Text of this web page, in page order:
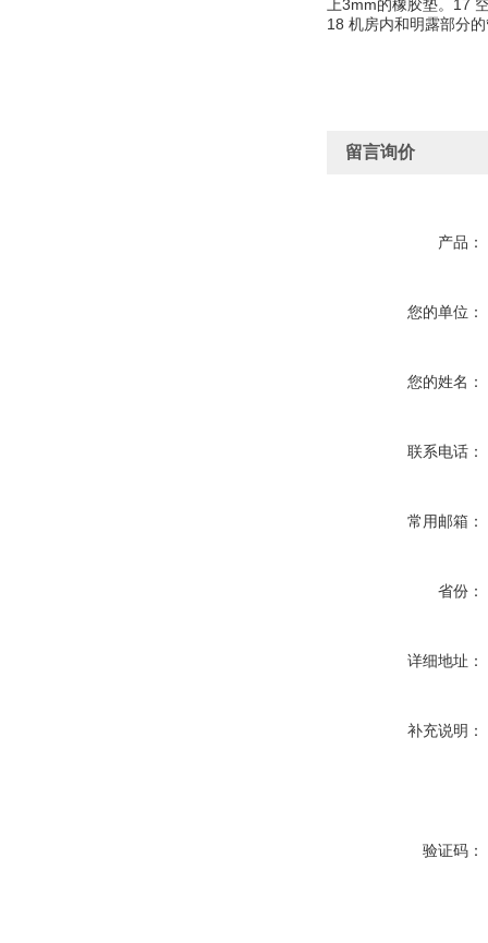
上3mm的橡胶垫。17
18 机房内和明露部分
留言询价
产品：
您的单位：
您的姓名：
联系电话：
常用邮箱：
省份：
详细地址：
补充说明：
验证码：